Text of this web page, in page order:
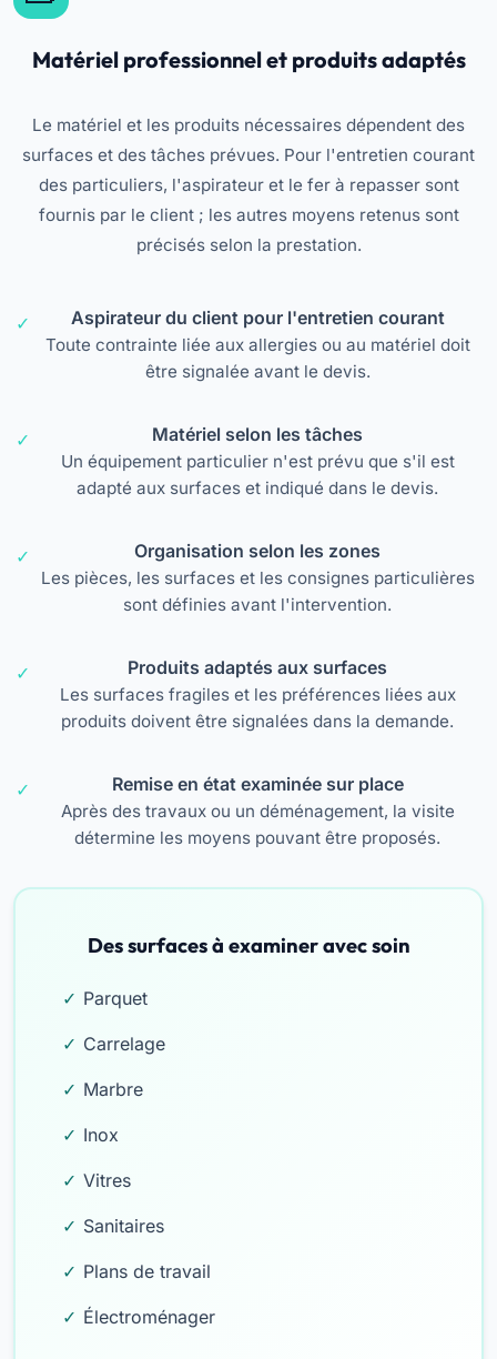
Matériel professionnel et produits adaptés
Le matériel et les produits nécessaires dépendent des
surfaces et des tâches prévues. Pour l'entretien courant
des particuliers, l'aspirateur et le fer à repasser sont
fournis par le client ; les autres moyens retenus sont
précisés selon la prestation.
Aspirateur du client pour l'entretien courant
Toute contrainte liée aux allergies ou au matériel doit
être signalée avant le devis.
Matériel selon les tâches
Un équipement particulier n'est prévu que s'il est
adapté aux surfaces et indiqué dans le devis.
Organisation selon les zones
Les pièces, les surfaces et les consignes particulières
sont définies avant l'intervention.
Produits adaptés aux surfaces
Les surfaces fragiles et les préférences liées aux
produits doivent être signalées dans la demande.
Remise en état examinée sur place
Après des travaux ou un déménagement, la visite
détermine les moyens pouvant être proposés.
Des surfaces à examiner avec soin
Parquet
Carrelage
Marbre
Inox
Vitres
Sanitaires
Plans de travail
Électroménager